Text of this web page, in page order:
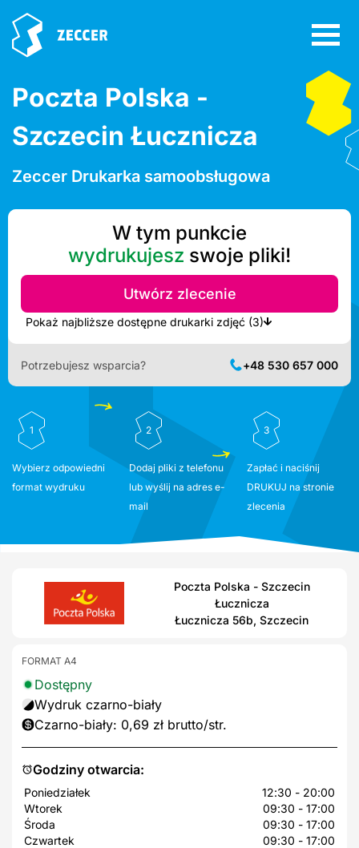
Poczta Polska -
Szczecin Łucznicza
Zeccer Drukarka samoobsługowa
W tym punkcie
wydrukujesz swoje pliki!
Utwórz zlecenie
Pokaż najbliższe dostępne drukarki zdjęć (3)
Potrzebujesz wsparcia? +48 530 657 000
1
Wybierz odpowiedni
format wydruku
2
Dodaj pliki z telefonu
lub wyślij na adres e-
mail
3
Zapłać i naciśnij
DRUKUJ na stronie
zlecenia
Poczta Polska - Szczecin
Łucznicza
Łucznicza 56b, Szczecin
Godziny otwarcia:
Poniedziałek
12:30 - 20:00
Wtorek
09:30 - 17:00
Środa
09:30 - 17:00
Czwartek
09:30 - 17:00
FORMAT A4
Dostępny
Wydruk czarno-biały
Czarno-biały: 0,69 zł brutto/str.